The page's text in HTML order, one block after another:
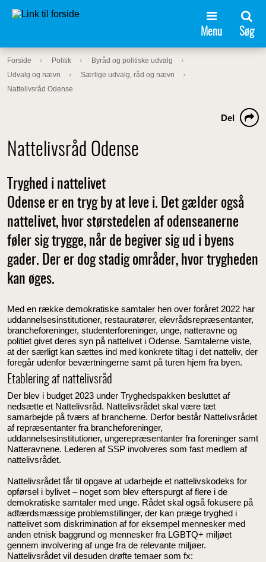
Menu Søg
Forside Politik
Byråd og politiske udvalg
Udvalg og nævn
Særlige udvalg, råd og nævn
Nattelivsråd Odense
Nattelivsråd Odense
Del
Tryghed i nattelivet
Odense er en tryg by at leve i. Det gælder også
nattelivet, hvor størstedelen af odenseanerne
føler sig trygge, når de begiver sig ud i byens
gader. Der er dog stadig områder, hvor trygheden
kan øges.
Med en række demokratiske samtaler hen over foråret 2022 har
uddannelsesinstitutioner, restauratører, elevrådsrepræsentanter,
brancheforeninger, studenterforeninger, unge, natteravne og
politiet givet deres syn på nattelivet i Odense. Samtalerne viste,
at der særligt kan sættes ind med konkrete tiltag i det natteliv, der
foregår udenfor beværtningerne samt på turen hjem fra byen.
Etablering af nattelivsråd
Der blev i budget 2023 under Tryghedspakken besluttet af
nedsætte et Nattelivsråd. Nattelivsrådet skal være tæt
samarbejde på tværs af brancherne. Derfor består Nattelivsrådet
af repræsentanter fra brancheforeninger,
uddannelsesinstitutioner, ungerepræsentanter fra foreninger samt
Natteravnene. Lederen af SSP involveres som fast medlem af
nattelivsrådet.
Nattelivsrådet får til opgave at udarbejde et nattelivskodeks for
opførsel i bylivet – noget som blev efterspurgt af flere i de
demokratiske samtaler med unge. Rådet skal også fokusere på
adfærdsmæssige problemstillinger, der kan præge tryghed i
nattelivet som diskrimination af for eksempel mennesker med
anden etnisk baggrund og mennesker fra LGBTQ+ miljøet
gennem involvering af unge fra de relevante miljøer.
Nattelivsrådet vil desuden drøfte temaer som fx: